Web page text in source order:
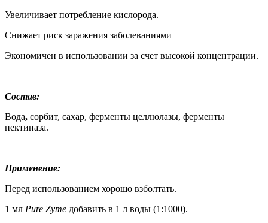
Увеличивает потребление кислорода.
Снижает риск заражения заболеваниями
Экономичен в использовании за счет высокой концентрации.
Состав:
Вода, сорбит, сахар, ферменты целлюлазы, ферменты
пектиназа.
Применение:
Перед использованием хорошо взболтать.
1 мл Pure Zyme добавить в 1 л воды (1:1000).